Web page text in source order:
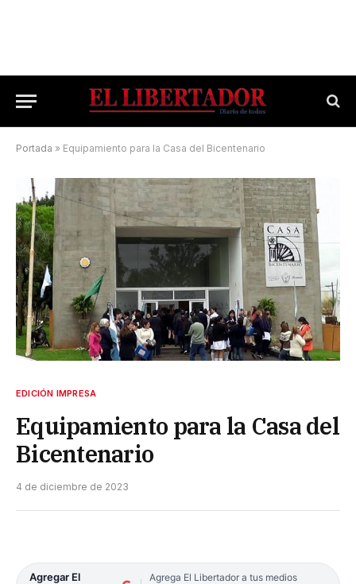
Portada » Equipamiento para la Casa del Bicentenario
EDICIÓN IMPRESA
Equipamiento para la Casa del
Bicentenario
4 de diciembre de 2023
Agregar El
Agrega El Libertador a tus medios